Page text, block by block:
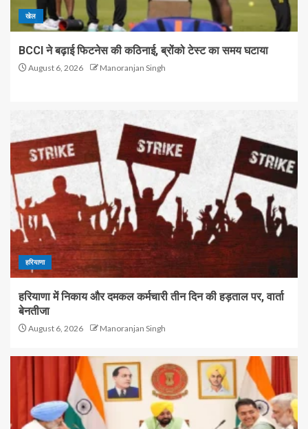
खेल
BCCI ने बढ़ाई फिटनेस की कठिनाई, ब्रोंको टेस्ट का समय घटाया
August 6, 2026 Manoranjan Singh
हरियाणा
हरियाणा में निकाय और दमकल कर्मचारी तीन दिन की हड़ताल पर, वार्ता
बेनतीजा
August 6, 2026 Manoranjan Singh